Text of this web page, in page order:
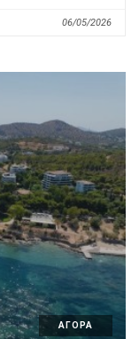
06/05/2026
ΑΓΟΡΑ